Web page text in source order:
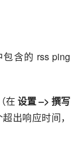
含的 rss ping
在 设置 –> 撰写
出响应时间，